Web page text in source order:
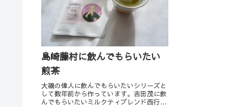
島崎藤村に飲んでもらいたい
煎茶
大磯の偉人に飲んでもらいたいシリーズと
して数年前から作っています。吉田茂に飲
んでもらいたいミルクティブレンド西行法